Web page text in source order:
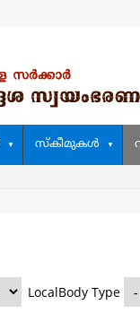
സ്കീമുകള്‍
LocalBody Type